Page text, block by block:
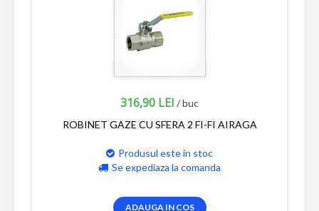
316,90 LEI / buc
ROBINET GAZE CU SFERA 2 FI-FI AIRAGA
Produsul este in stoc
Se expediaza la comanda
ADAUGA IN COS